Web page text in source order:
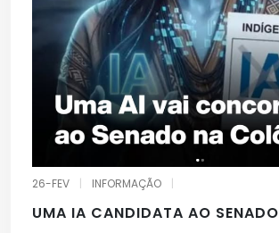
26-FEV INFORMAÇÃO
UMA IA CANDIDATA AO SENADO